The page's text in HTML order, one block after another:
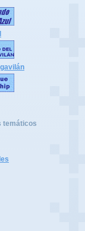
temáticos